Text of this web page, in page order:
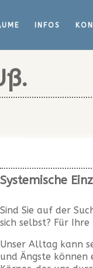
INFOS
Systemische
Sind Sie auf der
sich selbst? Für
Unser Alltag kann
und Ängste können